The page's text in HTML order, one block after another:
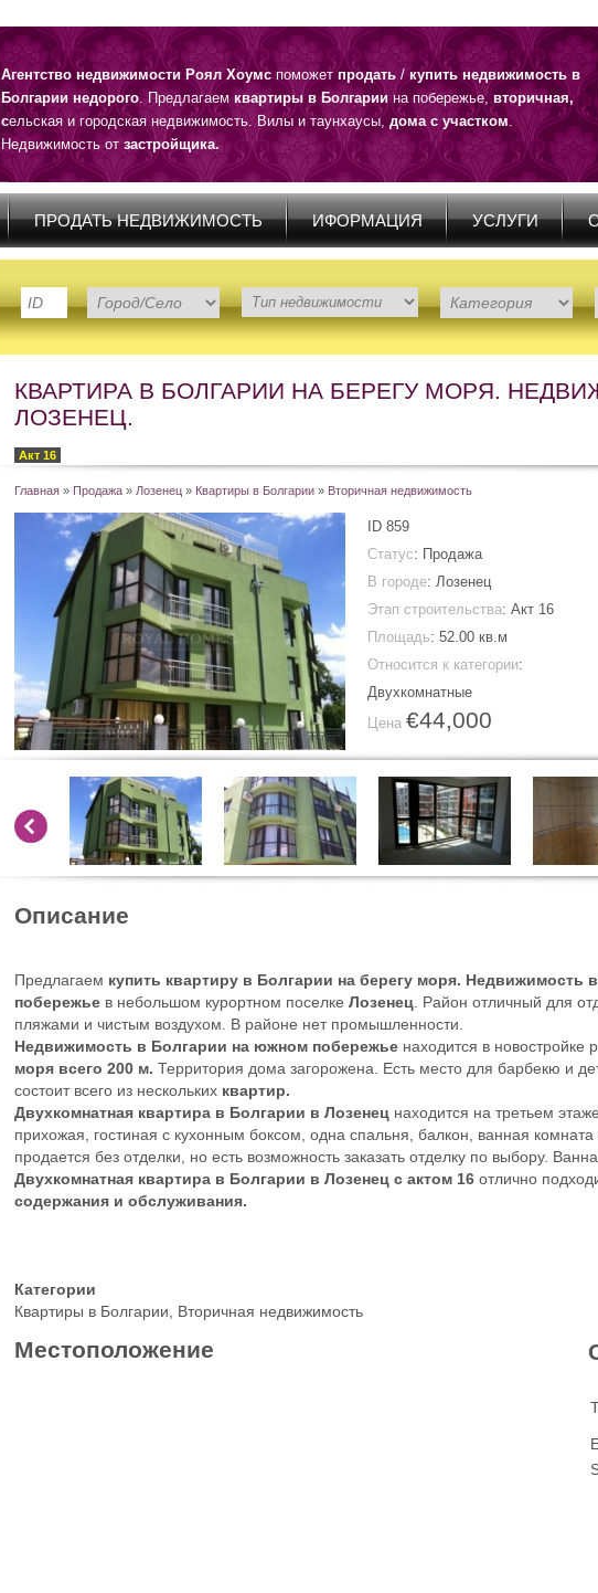
Агентство недвижимости Роял Хоумспоможетпродать/купить недвижимость в
Болгарии недорого. Предлагаемквартиры в Болгариина побережье,вторичная,
сельская и городская недвижимость. Вилы и таунхаусы, дома с участком.
Недвижимость отзастройщика.
ПРОДАТЬ НЕДВИЖИМОСТЬ ИФОРМАЦИЯ УСЛУГИ
КВАРТИРА В БОЛГАРИИ НА БЕРЕГУ МОРЯ.
ЛОЗЕНЕЦ.
Акт 16
Главная » Продажа » Лозенец » Квартиры в Болгарии » Вторичная недвижимость
ID 859
Статус: Продажа
В городе: Лозенец
Этап строительства: Акт 16
Площадь: 52.00 кв.м
Относится к категории:
Двухкомнатные
Цена €44,000
Описание
Предлагаем купить квартиру в Болгарии на берегу моря. Недвижимость
побережье в небольшом курортном поселке Лозенец . Район отличный для
пляжами и чистым воздухом. В районе нет промышленности.
Недвижимость в Болгарии на южном побережье находится в
моря всего 200 м. Территория дома загорожена. Есть место для барбекю и
состоит всего из нескольких квартир.
Двухкомнатная квартира в Болгарии в Лозенец находится на третьем
прихожая, гостиная с кухонным боксом, одна спальня, балкон, ванная комната
продается без отделки, но есть возможность заказать отделку по выбору.
Двухкомнатная квартира в Болгарии в Лозенец с актом 16 отлично
содержания и обслуживания.
Категории
Квартиры в Болгарии
Вторичная недвижимость
Местоположение